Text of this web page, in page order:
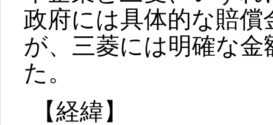
政府には具体的な賠
が、三菱には明確な
た。
【経緯】